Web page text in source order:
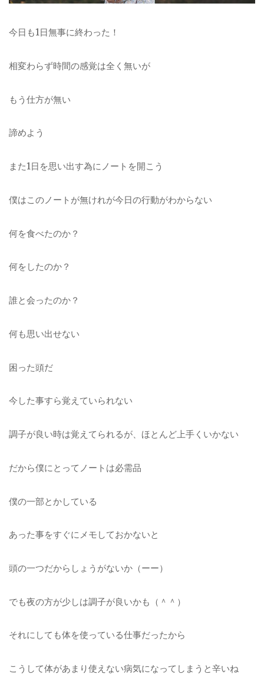
今日も1日無事に終わった！
相変わらず時間の感覚は全く無いが
もう仕方が無い
諦めよう
また1日を思い出す為にノートを開こう
僕はこのノートが無けれが今日の行動がわからない
何を食べたのか？
何をしたのか？
誰と会ったのか？
何も思い出せない
困った頭だ
今した事すら覚えていられない
調子が良い時は覚えてられるが、ほとんど上手くいかない
だから僕にとってノートは必需品
僕の一部とかしている
あった事をすぐにメモしておかないと
頭の一つだからしょうがないか（ーー）
でも夜の方が少しは調子が良いかも（＾＾）
それにしても体を使っている仕事だったから
こうして体があまり使えない病気になってしまうと辛いね